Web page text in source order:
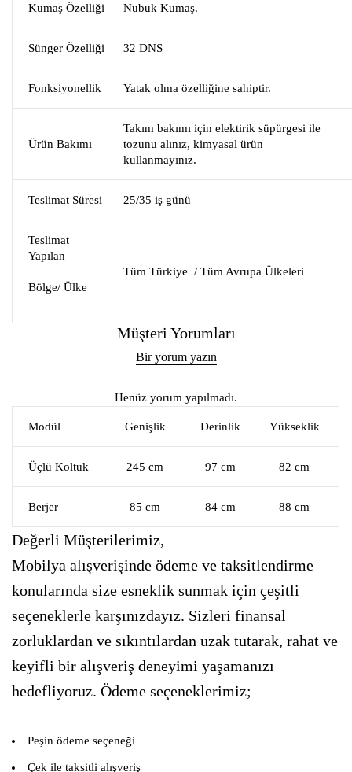
Kumaş Özelliği Nubuk Kumaş.
Sünger Özelliği 32 DNS
Fonksiyonellik Yatak olma özelliğine sahiptir.
Ürün Bakımı
Takım bakımı için elektirik süpürgesi ile
tozunu alınız, kimyasal ürün
kullanmayınız.
Teslimat Süresi 25/35 iş günü
Teslimat
Yapılan
Bölge/ Ülke
Tüm Türkiye / Tüm Avrupa Ülkeleri
Müşteri Yorumları
Bir yorum yazın
Henüz yorum yapılmadı.
Modül Genişlik Derinlik Yükseklik
Üçlü Koltuk 245 cm 97 cm 82 cm
Berjer 85 cm 84 cm 88 cm
Değerli Müşterilerimiz,
Mobilya alışverişinde ödeme ve taksitlendirme
konularında size esneklik sunmak için çeşitli
seçeneklerle karşınızdayız. Sizleri finansal
zorluklardan ve sıkıntılardan uzak tutarak, rahat ve
keyifli bir alışveriş deneyimi yaşamanızı
hedefliyoruz. Ödeme seçeneklerimiz;
Peşin ödeme seçeneği
Çek ile taksitli alışveriş